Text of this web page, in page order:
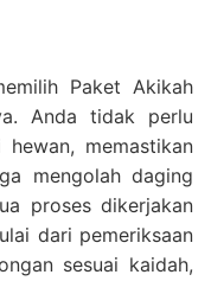
Paket Akikah
Anda tidak perlu
memastikan
mengolah daging
proses dikerjakan
dari pemeriksaan
sesuai kaidah,